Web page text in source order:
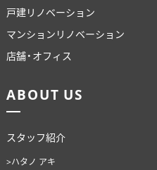
戸建リノベーション
マンションリノベーション
店舗・オフィス
ABOUT US
スタッフ紹介
>ハタノ アキ